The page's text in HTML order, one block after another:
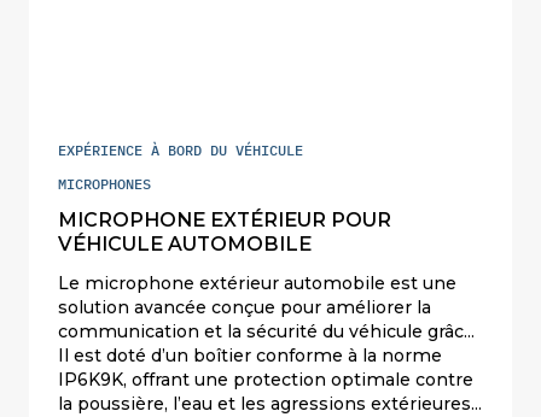
EXPÉRIENCE À BORD DU VÉHICULE
MICROPHONES
MICROPHONE EXTÉRIEUR POUR
VÉHICULE AUTOMOBILE
Le microphone extérieur automobile est une
solution avancée conçue pour améliorer la
communication et la sécurité du véhicule grâce
à sa conception hautement protégée et ses
performances de pointe.
Il est doté d’un boîtier conforme à la norme
IP6K9K, offrant une protection optimale contre
la poussière, l’eau et les agressions extérieures.